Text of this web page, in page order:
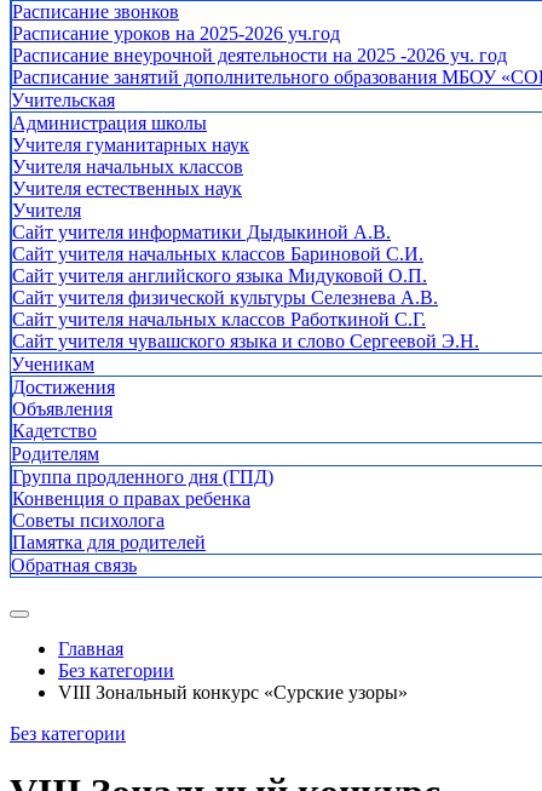
Расписание звонков
Расписание уроков на 2025-2026 уч.год
Расписание внеурочной деятельности на 2025 -2026 уч. год
Расписание занятий дополнительного образования МБОУ
Учительская
Администрация школы
Учителя гуманитарных наук
Учителя начальных классов
Учителя естественных наук
Учителя
Cайт учителя информатики Дыдыкиной А.В.
Сайт учителя начальных классов Бариновой С.И.
Сайт учителя английского языка Мидуковой О.П.
Сайт учителя физической культуры Селезнева А.В.
Сайт учителя начальных классов Работкиной С.Г.
Сайт учителя чувашского языка и слово Сергеевой Э.Н.
Ученикам
Достижения
Объявления
Кадетство
Родителям
Группа продленного дня (ГПД)
Конвенция о правах ребенка
Советы психолога
Памятка для родителей
Обратная связь
Главная
Без категории
VIII Зональный конкурс «Сурские узоры»
Без категории